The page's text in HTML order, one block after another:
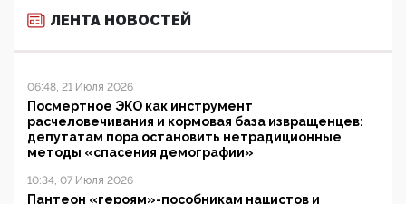
ЛЕНТА НОВОСТЕЙ
06:48, 21 Июля 2026
Посмертное ЭКО как инструмент
расчеловечивания и кормовая база извращенцев:
депутатам пора остановить нетрадиционные
методы «спасения демографии»
10:34, 07 Июля 2026
Пантеон «героям»-пособникам нацистов и